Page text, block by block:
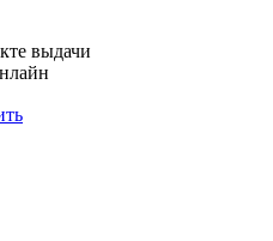
выдачи